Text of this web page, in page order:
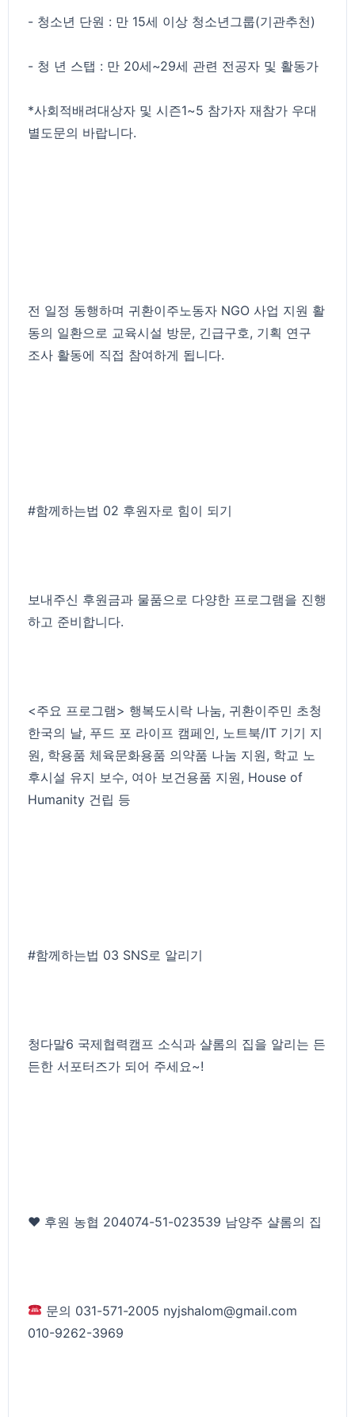
- 청소년 단원 : 만 15세 이상 청소년그룹(기관추천)
- 청 년 스탭 : 만 20세~29세 관련 전공자 및 활동가
*사회적배려대상자 및 시즌1~5 참가자 재참가 우대
별도문의 바랍니다.
전 일정 동행하며 귀환이주노동자 NGO 사업 지원 활
동의 일환으로 교육시설 방문, 긴급구호, 기획 연구
조사 활동에 직접 참여하게 됩니다.
#함께하는법 02 후원자로 힘이 되기
보내주신 후원금과 물품으로 다양한 프로그램을 진행
하고 준비합니다.
<주요 프로그램> 행복도시락 나눔, 귀환이주민 초청
한국의 날, 푸드 포 라이프 캠페인, 노트북/IT 기기 지
원, 학용품 체육문화용품 의약품 나눔 지원, 학교 노
후시설 유지 보수, 여아 보건용품 지원, House of
Humanity 건립 등
#함께하는법 03 SNS로 알리기
청다말6 국제협력캠프 소식과 샬롬의 집을 알리는 든
든한 서포터즈가 되어 주세요~!
♥ 후원 농협 204074-51-023539 남양주 샬롬의 집
문의 031-571-2005 nyjshalom@gmail.com
010-9262-3969